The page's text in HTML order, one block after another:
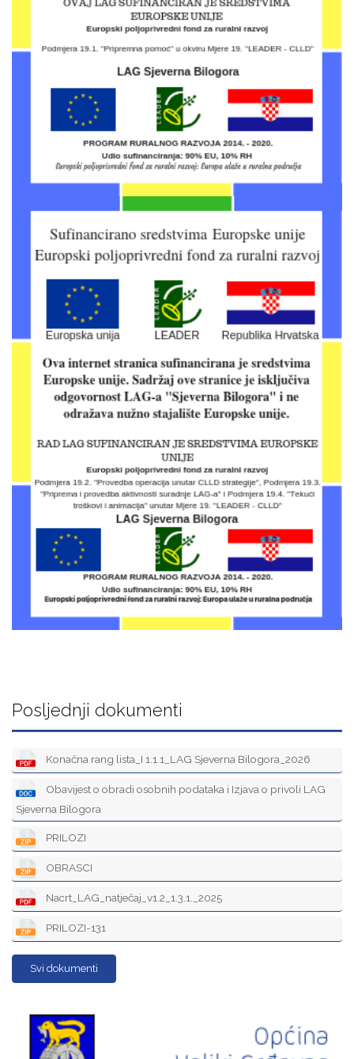
Posljednji dokumenti
Konačna rang lista_I 1.1.1_LAG Sjeverna Bilogora_2026
Obavijest o obradi osobnih podataka i Izjava o privoli LAG
Sjeverna Bilogora
PRILOZI
OBRASCI
Nacrt_LAG_natječaj_v1.2_1.3.1._2025
PRILOZI-131
Svi dokumenti